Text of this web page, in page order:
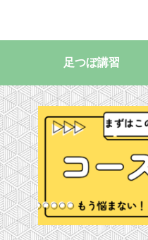
足つぼ講習